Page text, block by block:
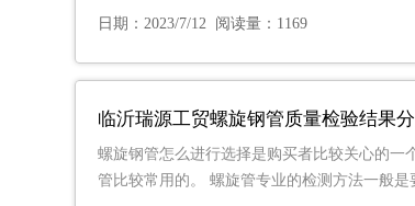
日期：2023/7/12 阅读量：1169
临沂瑞源工贸螺旋钢管质量检验结果
螺旋钢管怎么进行选择是购买者比较关心的一
管比较常用的。 螺旋管专业的检测方法一般